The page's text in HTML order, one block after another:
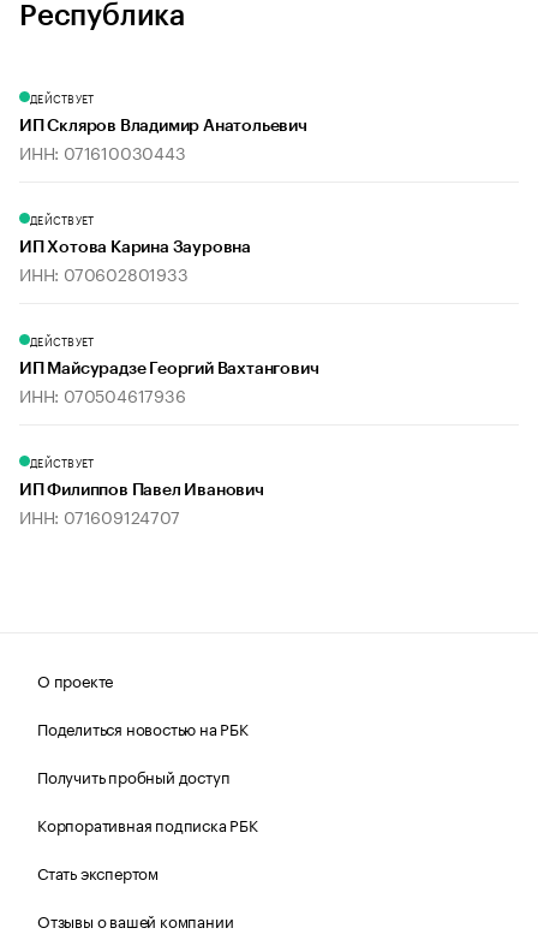
Республика
ДЕЙСТВУЕТ
ИП Скляров Владимир Анатольевич
ИНН: 071610030443
ДЕЙСТВУЕТ
ИП Хотова Карина Зауровна
ИНН: 070602801933
ДЕЙСТВУЕТ
ИП Майсурадзе Георгий Вахтангович
ИНН: 070504617936
ДЕЙСТВУЕТ
ИП Филиппов Павел Иванович
ИНН: 071609124707
О проекте
Поделиться новостью на РБК
Получить пробный доступ
Корпоративная подписка РБК
Стать экспертом
Отзывы о вашей компании